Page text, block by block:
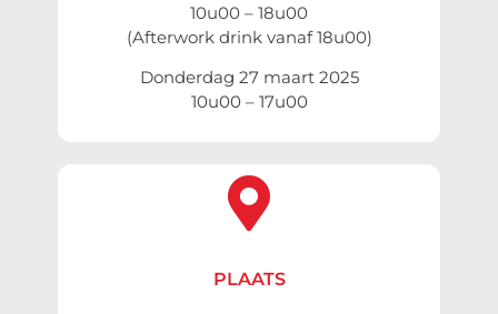
10u00 – 18u00
(Afterwork drink vanaf 18u00)
Donderdag 27 maart 2025
10u00 – 17u00
PLAATS